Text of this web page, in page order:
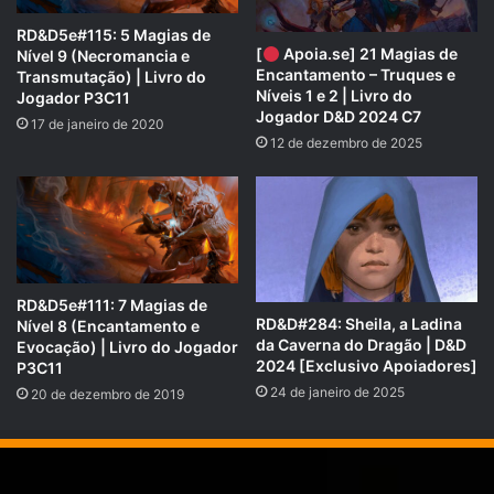
COMPARTILHE!
Se você gostou desse Podcast de RPG, então não se
esqueça de compartilhar!
Nosso site éhttps://rpgnext.com.br,
https://apoia.se/rpgnext
RD&D5e#115: 5 Magias de
Nível 9 (Necromancia e
Transmutação) | Livro do
Jogador P3C11
17 de janeiro de 2020
[
Apoia.se] 21 Magias de
Encantamento – Truques e
Níveis 1 e 2 | Livro do
Jogador D&D 2024 C7
12 de dezembro de 2025
RD&D5e#111: 7 Magias de
Nível 8 (Encantamento e
Evocação) | Livro do Jogador
P3C11
20 de dezembro de 2019
RD&D#284: Sheila, a Ladina
da Caverna do Dragão | D&D
2024 [Exclusivo Apoiadores]
24 de janeiro de 2025